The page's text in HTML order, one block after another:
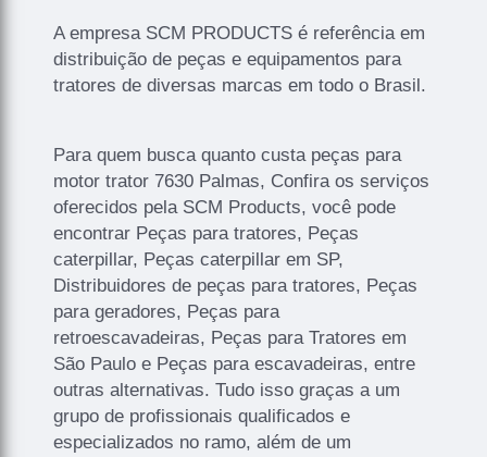
A empresa SCM PRODUCTS é referência em
distribuição de peças e equipamentos para
tratores de diversas marcas em todo o Brasil.
Para quem busca quanto custa peças para
motor trator 7630 Palmas, Confira os serviços
oferecidos pela SCM Products, você pode
encontrar Peças para tratores, Peças
caterpillar, Peças caterpillar em SP,
Distribuidores de peças para tratores, Peças
para geradores, Peças para
retroescavadeiras, Peças para Tratores em
São Paulo e Peças para escavadeiras, entre
outras alternativas. Tudo isso graças a um
grupo de profissionais qualificados e
especializados no ramo, além de um